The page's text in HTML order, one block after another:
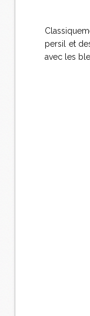
persil et
avec les